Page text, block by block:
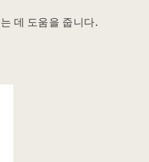
데 도움을 줍니다.